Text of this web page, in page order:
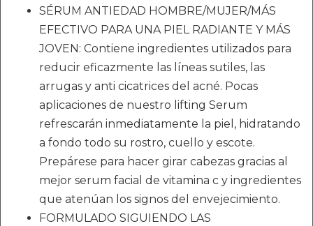
SÉRUM ANTIEDAD HOMBRE/MUJER/MÁS
EFECTIVO PARA UNA PIEL RADIANTE Y MÁS
JOVEN: Contiene ingredientes utilizados para
reducir eficazmente las líneas sutiles, las
arrugas y anti cicatrices del acné. Pocas
aplicaciones de nuestro lifting Serum
refrescarán inmediatamente la piel, hidratando
a fondo todo su rostro, cuello y escote.
Prepárese para hacer girar cabezas gracias al
mejor serum facial de vitamina c y ingredientes
que atenúan los signos del envejecimiento.
FORMULADO SIGUIENDO LAS